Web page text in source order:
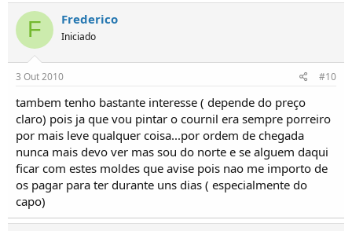
F Frederico
Iniciado
3 Out 2010 #10
tambem tenho bastante interesse ( depende do preço
claro) pois ja que vou pintar o cournil era sempre porreiro
por mais leve qualquer coisa...por ordem de chegada
nunca mais devo ver mas sou do norte e se alguem daqui
ficar com estes moldes que avise pois nao me importo de
os pagar para ter durante uns dias ( especialmente do
capo)